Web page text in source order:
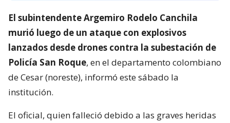
El subintendente Argemiro Rodelo Canchila
murió luego de un ataque con explosivos
lanzados desde drones contra la subestación de
Policía San Roque, en el departamento colombiano
de Cesar (noreste), informó este sábado la
institución.
El oficial, quien falleció debido a las graves heridas